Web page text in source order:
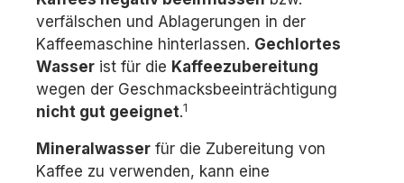
verfälschen und Ablagerungen in der
Kaffeemaschine hinterlassen. Gechlortes
Wasser ist für die Kaffeezubereitung
wegen der Geschmacksbeeinträchtigung
nicht gut geeignet.1
Mineralwasser für die Zubereitung von
Kaffee zu verwenden, kann eine